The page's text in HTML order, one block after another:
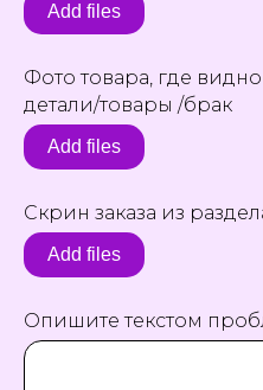
Add files
Фото товара, где
детали/товары /брак
Add files
Скрин заказа из
Add files
Опишите текстом